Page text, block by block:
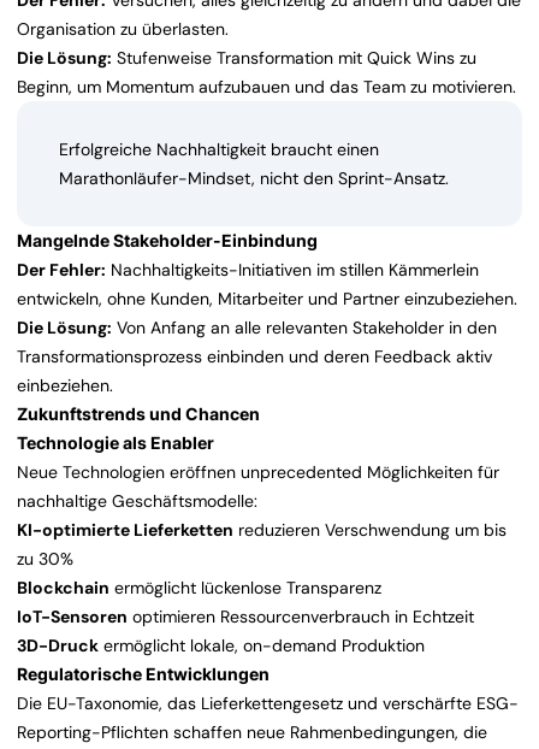
Organisation zu überlasten.
Die Lösung: Stufenweise Transformation mit Quick Wins zu
Beginn, um Momentum aufzubauen und das Team zu motivieren.
Erfolgreiche Nachhaltigkeit braucht einen
Marathonläufer-Mindset, nicht den Sprint-Ansatz.
Mangelnde Stakeholder-Einbindung
Der Fehler: Nachhaltigkeits-Initiativen im stillen Kämmerlein
entwickeln, ohne Kunden, Mitarbeiter und Partner einzubeziehen.
Die Lösung: Von Anfang an alle relevanten Stakeholder in den
Transformationsprozess einbinden und deren Feedback aktiv
einbeziehen.
Zukunftstrends und Chancen
Technologie als Enabler
Neue Technologien eröffnen unprecedented Möglichkeiten für
nachhaltige Geschäftsmodelle:
KI-optimierte Lieferketten reduzieren Verschwendung um bis
zu 30%
Blockchain ermöglicht lückenlose Transparenz
IoT-Sensoren optimieren Ressourcenverbrauch in Echtzeit
3D-Druck ermöglicht lokale, on-demand Produktion
Regulatorische Entwicklungen
Die EU-Taxonomie, das Lieferkettengesetz und verschärfte ESG-
Reporting-Pflichten schaffen neue Rahmenbedingungen, die